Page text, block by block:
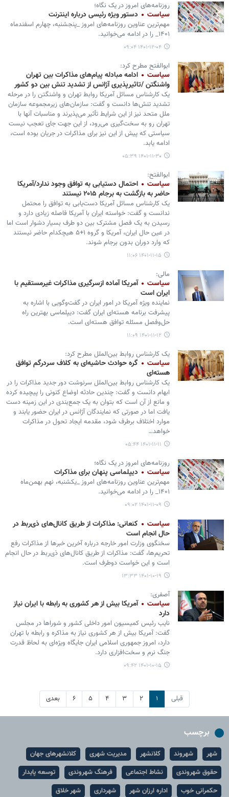
روزنامه‌های امروز در یک نگاه؛
سیاست دستور ویژه رئیسی درباره اینترنت
مهم‌ترین عناوین روزنامه‌های امروز _پنجشنبه، چهارم اسفندماه
۱۴۰۱_ را در ادامه می‌خوانید.
۱۴۰۱-۱۲-۰۴ ۰۹:۰۴
ابوالفتح مطرح کرد:
سیاست
ادامه مبادله پیام‌های مذاکرات بین تهران
واشنگتن /تاثیرپذیری آژانس از تشدید تنش بین دو کشور
یک کارشناس مسائل آمریکا روابط تهران و واشنگتن را در مرحله
تشدید تنش‌ها دانست و گفت: سازمان‌های زیرمجموعه سازمان
ملل متحد نیز از این شرایط تأثیر می‌پذیرند و مناسبات آنها با
تهران رو به سخت‌گیری می‌رود، از این جهت جای تعجب نیست
سیاستی که پیش از این نیز برای مذاکرات در جریان بوده است،
ادامه یابد.
۱۴۰۱-۱۱-۳۰ ۰۵:۳۹
ابوالفتح:
سیاست
احتمال دستیابی به توافق وجود ندارد/آمریکا
حاضر به بازگشت به برجام ۲۰۱۵ نیستند
یک کارشناس مسائل آمریکا دست‌یابی به توافق را محتمل
ندانست و گفت: خواسته ایران با آمریکا فاصله زیادی دارد و
رسیدن به یک فصل مشترک بین دو طرف بسیار دشوار است اما
در عین حال ایران، آمریکا و گروه ۱+۵ هیچکدام حاضر نیستند
که وارد دوران بدون برجام شوند.
۱۴۰۱-۱۱-۱۵ ۱۱:۰۶
مالی:
سیاست
آمریکا آماده ازسرگیری مذاکرات غیرمستقیم با
ایران است
نماینده ویژه آمریکا در امور ایران در گفت‌وگویی با اشاره به
پیشرفت برنامه هسته‌ای ایران گفت: دیپلماسی بهترین راه
حل‌وفصل‌ مسئله توافق هسته‌ای است.
۱۴۰۱-۱۱-۱۲ ۱۱:۰۹
یک کارشناس روابط بین‌الملل مطرح کرد:
سیاست
گره حوادث حاشیه‌ای به کلاف سردرگم توافق
هسته‌ای
یک کارشناس روابط بین‌الملل سرنوشت دور جدید مذاکرات را در
ابهام دانست و گفت: چندین حادثه اوضاع کنونی را پیچیده کرده
و مانع از آن است که بتوان به یک جمع‌بندی در این زمینه دست
یافت اما در صورتی که نمایندگان آژانس در ایران حضور یابند و
موارد اختلاف برطرف شود، مقدمه‌ ایجاد تحول در مذاکرات
خواهد…
۱۴۰۱-۱۱-۱۱ ۰۵:۴۴
روزنامه‌های امروز در یک نگاه؛
سیاست دیپلماسی پنهان برای مذاکرات
مهم‌ترین عناوین روزنامه‌های امروز _یکشنبه، نهم بهمن‌ماه
۱۴۰۱_ را در ادامه می‌خوانید.
۱۴۰۱-۱۱-۰۹ ۰۹:۰۲
سیاست
کنعانی: مذاکرات از طریق کانال‌های ذی‌ربط در
حال انجام است
سخنگوی وزارت امور خارجه درباره آخرین خبرها از مذاکرات رفع
تحریم‌ها، گفت: مذاکرات از طریق کانال‌های ذی‌ربط در حال انجام
است و این خواست دوطرف است.
۱۴۰۱-۱۰-۱۹ ۱۳:۳۳
آصفری:
سیاست
آمریکا بیش از هر کشوری به رابطه با ایران نیاز
دارد
نایب رئیس کمیسیون امور داخلی کشور و شوراها در مجلس
گفت: آمریکا بیش از هر کشوری نیاز به مذاکره و رابطه با تهران
دارد، امروز جمهوری اسلامی ایران جایگاه ویژه‌ای به لحاظ قدرت
جنگ‌ نرم و سخت‌افزاری دارد.
۱۴۰۱-۱۰-۱۵ ۰۹:۴۲
قبلی ۱ ۲ ۳ ۴ ۵ ۶ بعدی
برچسب
شهر شهروند کلانشهر مدیریت شهری
کلانشهرهای جهان
حقوق شهروندی
نشاط اجتماعی فرهنگ شهروندی
توسعه پایدار
حکمرانی خوب
اداره ارزان شهر شهرداری شهر خلاق